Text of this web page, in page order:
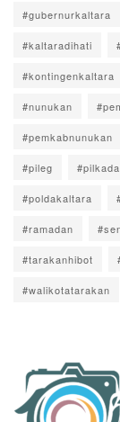
#gubernurkaltara
#kaltaradihati
#kontingenkaltara
#nunukan
#pemkabnunukan
#pileg
#poldakaltara
#ramadan
#tarakanhibot
#walikotatarakan